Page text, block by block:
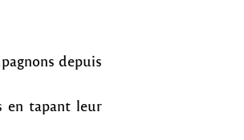
depuis
en tapant leur